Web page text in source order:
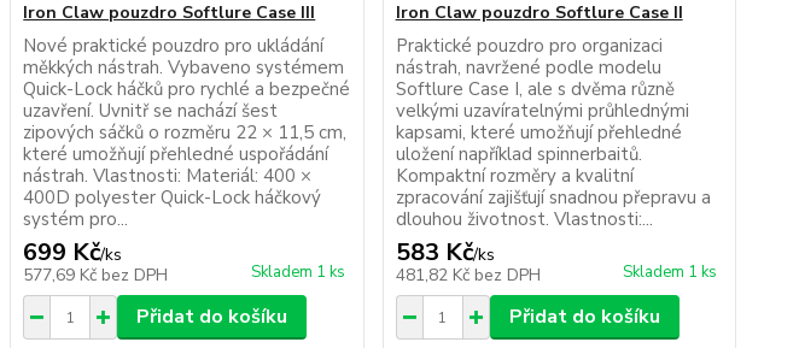
Iron Claw pouzdro Softlure Case III
Nové praktické pouzdro pro ukládání
měkkých nástrah. Vybaveno systémem
Quick-Lock háčků pro rychlé a bezpečné
uzavření. Uvnitř se nachází šest
zipových sáčků o rozměru 22 × 11,5 cm,
které umožňují přehledné uspořádání
nástrah. Vlastnosti: Materiál: 400 ×
400D polyester Quick-Lock háčkový
systém pro...
699 Kč/ks
577,69 Kč bez DPH Skladem 1 ks
Přidat do košíku
Iron Claw pouzdro Softlure Case II
Praktické pouzdro pro organizaci
nástrah, navržené podle modelu
Softlure Case I, ale s dvěma různě
velkými uzavíratelnými průhlednými
kapsami, které umožňují přehledné
uložení například spinnerbaitů.
Kompaktní rozměry a kvalitní
zpracování zajišťují snadnou přepravu a
dlouhou životnost. Vlastnosti:...
583 Kč/ks
481,82 Kč bez DPH Skladem 1 ks
Přidat do košíku